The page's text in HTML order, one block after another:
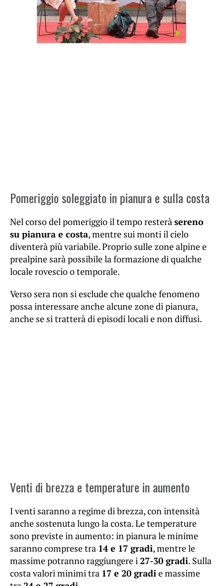
Pomeriggio soleggiato in pianura e sulla costa
Nel corso del pomeriggio il tempo resteràsereno
su pianura e costa, mentre sui monti il cielo
diventerà più variabile. Proprio sulle zone alpine e
prealpine sarà possibile la formazione di qualche
locale rovescio o temporale.
Verso sera non si esclude che qualche fenomeno
possa interessare anche alcune zone di pianura,
anche se si tratterà di episodi locali e non diffusi.
Venti di brezza e temperature in aumento
I venti saranno a regime di brezza, con intensità
anche sostenuta lungo la costa. Le temperature
sono previste in aumento: in pianura le minime
saranno comprese tra 14 e 17 gradi, mentre le
massime potranno raggiungere i27-30 gradi. Sulla
costa valori minimi tra 17 e 20 gradie massime